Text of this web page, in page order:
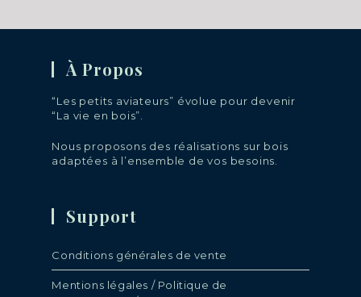
À Propos
“Les petits aviateurs” évolue pour devenir
“La vie en bois”.
Nous proposons des réalisations sur bois
adaptées à l’ensemble de vos besoins.
Support
Conditions générales de vente
Mentions légales / Politique de